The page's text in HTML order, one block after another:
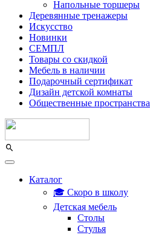
Напольные торшеры
Деревянные тренажеры
Искусство
Новинки
СЕМПЛ
Товары со скидкой
Мебель в наличии
Подарочный сертификат
Дизайн детской комнаты
Общественные пространства
Каталог
🎓 Скоро в школу
Детская мебель
Столы
Стулья